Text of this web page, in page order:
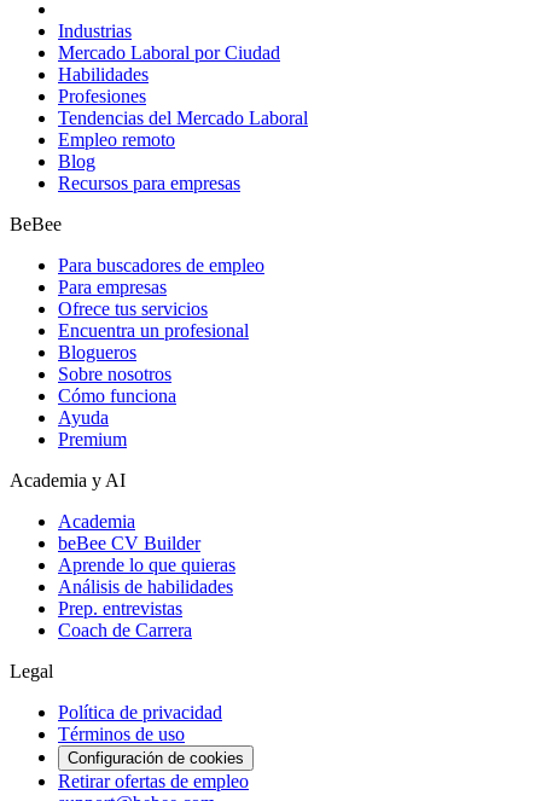
Industrias
Mercado Laboral por Ciudad
Habilidades
Profesiones
Tendencias del Mercado Laboral
Empleo remoto
Blog
Recursos para empresas
BeBee
Para buscadores de empleo
Para empresas
Ofrece tus servicios
Encuentra un profesional
Blogueros
Sobre nosotros
Cómo funciona
Ayuda
Premium
Academia y AI
Academia
beBee CV Builder
Aprende lo que quieras
Análisis de habilidades
Prep. entrevistas
Coach de Carrera
Legal
Política de privacidad
Términos de uso
Configuración de cookies
Retirar ofertas de empleo